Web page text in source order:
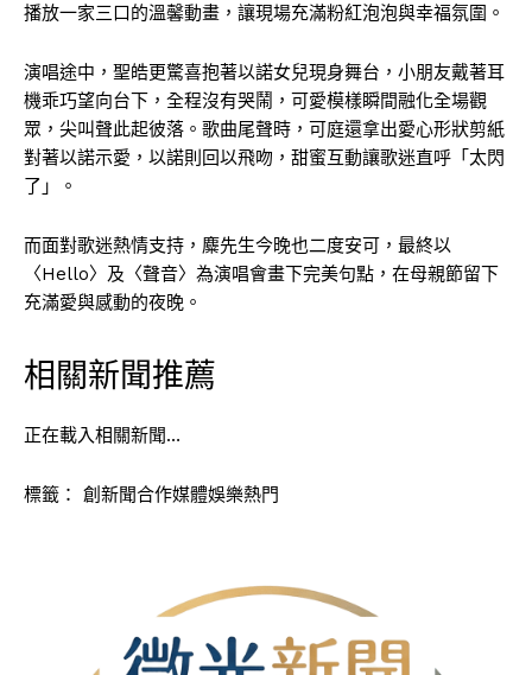
播放一家三口的溫馨動畫，讓現場充滿粉紅泡泡與幸福氛圍。
演唱途中，聖皓更驚喜抱著以諾女兒現身舞台，小朋友戴著耳
機乖巧望向台下，全程沒有哭鬧，可愛模樣瞬間融化全場觀
眾，尖叫聲此起彼落。歌曲尾聲時，可庭還拿出愛心形狀剪紙
對著以諾示愛，以諾則回以飛吻，甜蜜互動讓歌迷直呼「太閃
了」。
而面對歌迷熱情支持，麋先生今晚也二度安可，最終以
〈Hello〉及〈聲音〉為演唱會畫下完美句點，在母親節留下
充滿愛與感動的夜晚。
相關新聞推薦
正在載入相關新聞…
標籤： 創新聞合作媒體娛樂熱門